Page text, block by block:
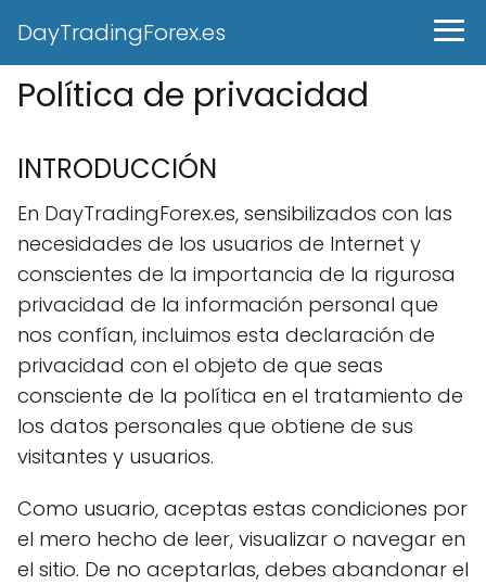
DayTradingForex.es
Política de privacidad
INTRODUCCIÓN
En DayTradingForex.es, sensibilizados con las
necesidades de los usuarios de Internet y
conscientes de la importancia de la rigurosa
privacidad de la información personal que
nos confían, incluimos esta declaración de
privacidad con el objeto de que seas
consciente de la política en el tratamiento de
los datos personales que obtiene de sus
visitantes y usuarios.
Como usuario, aceptas estas condiciones por
el mero hecho de leer, visualizar o navegar en
el sitio. De no aceptarlas, debes abandonar el